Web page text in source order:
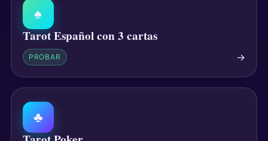
♠
Tarot Español con 3 cartas
PROBAR →
♣